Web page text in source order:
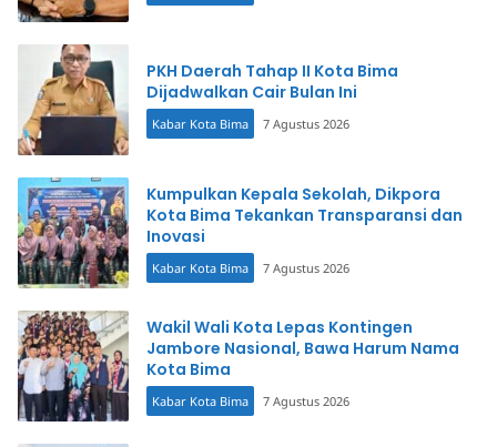
PKH Daerah Tahap II Kota Bima
Dijadwalkan Cair Bulan Ini
Kabar Kota Bima 7 Agustus 2026
Kumpulkan Kepala Sekolah, Dikpora
Kota Bima Tekankan Transparansi dan
Inovasi
Kabar Kota Bima 7 Agustus 2026
Wakil Wali Kota Lepas Kontingen
Jambore Nasional, Bawa Harum Nama
Kota Bima
Kabar Kota Bima 7 Agustus 2026